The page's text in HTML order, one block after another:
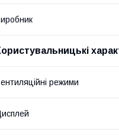
режими